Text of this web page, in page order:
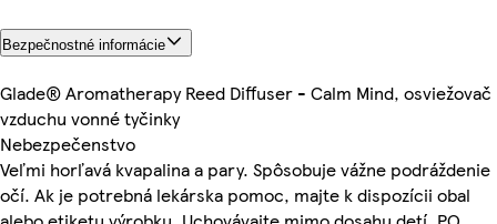
Bezpečnostné informácie
Glade® Aromatherapy Reed Diffuser - Calm Mind, osviežovač
vzduchu vonné tyčinky
Nebezpečenstvo
Veľmi horľavá kvapalina a pary. Spôsobuje vážne podráždenie
očí. Ak je potrebná lekárska pomoc, majte k dispozícii obal